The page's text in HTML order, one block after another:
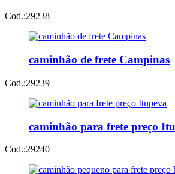
Cod.:29238
caminhão de frete Campinas
Cod.:29239
caminhão para frete preço
Cod.:29240